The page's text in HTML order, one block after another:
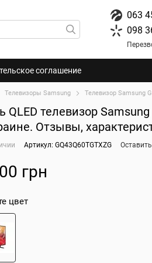
063
098
соглашение
Телевизоры Samsung Телевизор Samsung
QLED телевизор
Отзывы,
Артикул: GQ43Q60TGTXZG
грн
цвет